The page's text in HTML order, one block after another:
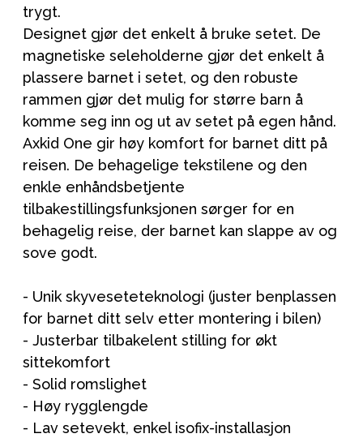
trygt.
Designet gjør det enkelt å bruke setet. De
magnetiske seleholderne gjør det enkelt å
plassere barnet i setet, og den robuste
rammen gjør det mulig for større barn å
komme seg inn og ut av setet på egen hånd.
Axkid One gir høy komfort for barnet ditt på
reisen. De behagelige tekstilene og den
enkle enhåndsbetjente
tilbakestillingsfunksjonen sørger for en
behagelig reise, der barnet kan slappe av og
sove godt.
- Unik skyveseteteknologi (juster benplassen
for barnet ditt selv etter montering i bilen)
- Justerbar tilbakelent stilling for økt
sittekomfort
- Solid romslighet
- Høy rygglengde
- Lav setevekt, enkel isofix-installasjon